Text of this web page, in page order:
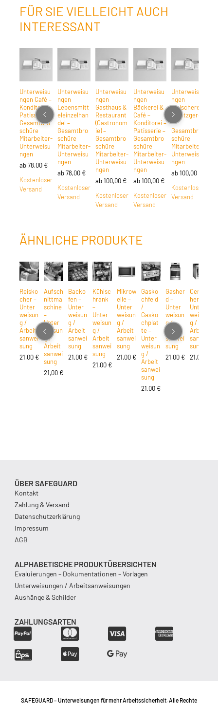
FÜR SIE VIELLEICHT AUCH
INTERESSANT
Unterweisu
ngen Café –
Konditorei –
Patisserie –
Gesamtbro
schüre
Mitarbeiter-
Unterweisu
ngen
ab78,00 €
Kostenloser
Versand
Unterweisu
ngen
Lebensmitt
eleinzelhan
del –
Gesamtbro
schüre
Mitarbeiter-
Unterweisu
ngen
ab78,00 €
Kostenloser
Versand
Unterweisu
ngen
Gasthaus &
Restaurant
(Gastronom
ie) –
Gesamtbro
schüre
Mitarbeiter-
Unterweisu
ngen
ab100,00 €
Kostenloser
Versand
Unterweisu
ngen
Bäckerei &
Café –
Konditorei –
Patisserie –
Gesamtbro
schüre
Mitarbeiter-
Unterweisu
ngen
ab100,00 €
Kostenloser
Versand
Unterweisu
ngen
Fleischerei
– Metzgerei
–
Gesamtbro
schüre
Mitarbeiter-
Unterweisu
ngen
ab100,00
Kostenloser
Versand
ÄHNLICHE PRODUKTE
Reisko
cher –
Unter
weisun
g /
Arbeit
sanwei
sung
21,00 €
Aufsch
nittma
schine
–
Unter
weisun
g /
Arbeit
sanwei
sung
21,00 €
Backo
fen –
Unter
weisun
g /
Arbeit
sanwei
sung
21,00 €
Kühlsc
hrank
–
Unter
weisun
g /
Arbeit
sanwei
sung
21,00 €
Mikrow
elle –
Unter
weisun
g /
Arbeit
sanwei
sung
21,00 €
Gasko
chfeld
/
Gasko
chplat
te –
Unter
weisun
g /
Arbeit
sanwei
sung
21,00 €
Gasher
d –
Unter
weisun
g /
Arbeit
sanwei
sung
21,00 €
Ceran
herd –
Unter
weisun
g /
Arbeit
sanwei
sung
21,00
ÜBER SAFEGUARD
Kontakt
Zahlung & Versand
Datenschutzerklärung
Impressum
AGB
ALPHABETISCHE PRODUKTÜBERSICHTEN
Evaluierungen – Dokumentationen – Vorlagen
Unterweisungen / Arbeitsanweisungen
Aushänge & Schilder
ZAHLUNGSARTEN
SAFEGUARD – Unterweisungen für mehr Arbeitssicherheit. Alle Rechte